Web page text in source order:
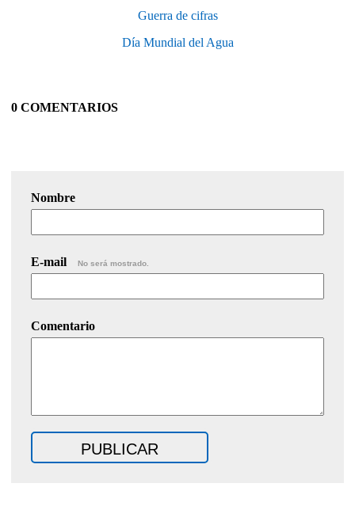
Guerra de cifras
Día Mundial del Agua
0 COMENTARIOS
Nombre
E-mail No será mostrado.
Comentario